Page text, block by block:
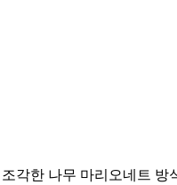
각한 나무 마리오네트 방